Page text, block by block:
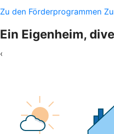
Zu den Förderprogrammen
Ein Eigenheim,
‹